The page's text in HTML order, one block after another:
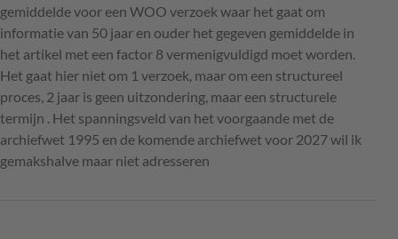
gemiddelde voor een WOO verzoek waar het gaat om
informatie van 50 jaar en ouder het gegeven gemiddelde in
het artikel met een factor 8 vermenigvuldigd moet worden.
Het gaat hier niet om 1 verzoek, maar om een structureel
proces, 2 jaar is geen uitzondering, maar een structurele
termijn . Het spanningsveld van het voorgaande met de
archiefwet 1995 en de komende archiefwet voor 2027 wil ik
gemakshalve maar niet adresseren